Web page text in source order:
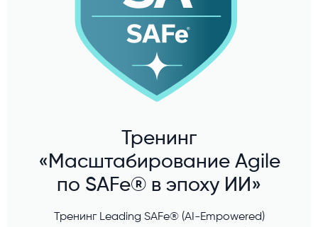
Тренинг
«Масштабирование Agile
по SAFe® в эпоху ИИ»
Тренинг Leading SAFe® (AI-Empowered)